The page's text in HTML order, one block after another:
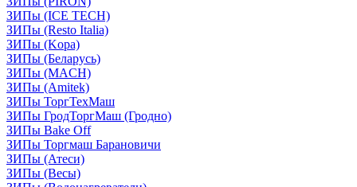
ЗИПы (ICE TECH)
ЗИПы (Resto Italia)
ЗИПы (Kopa)
ЗИПы (Беларусь)
ЗИПы (MACH)
ЗИПы (Amitek)
ЗИПы ТоргТехМаш
ЗИПы ГродТоргМаш (Гродно)
ЗИПы Bake Off
ЗИПы Торгмаш Барановичи
ЗИПы (Атеси)
ЗИПы (Весы)